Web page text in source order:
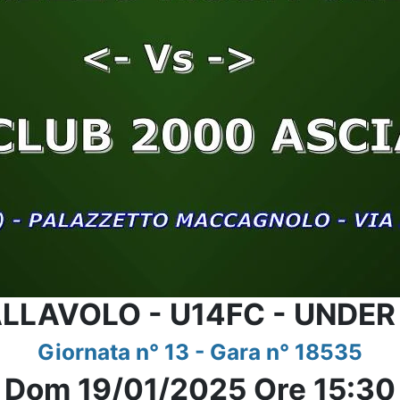
- U14FC -
Giornata n° 13 - Gara n° 18535
Dom 19/01/2025 Ore 15:30